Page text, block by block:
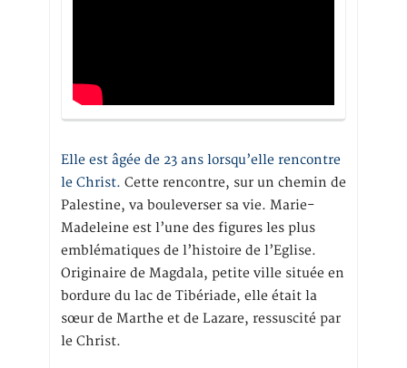
Elle est âgée de 23 ans lorsqu’elle rencontre
le Christ. Cette rencontre, sur un chemin de
Palestine, va bouleverser sa vie. Marie-
Madeleine est l’une des figures les plus
emblématiques de l’histoire de l’Eglise.
Originaire de Magdala, petite ville située en
bordure du lac de Tibériade, elle était la
sœur de Marthe et de Lazare, ressuscité par
le Christ.